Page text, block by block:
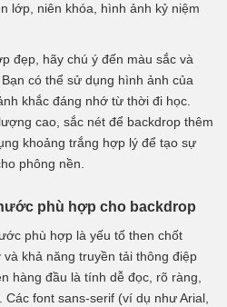
lớp, niên khóa, hình ảnh kỷ niệm
đẹp , hãy chú ý đến màu sắc và
có thể sử dụng hình ảnh của
khắc đáng nhớ từ thời đi học.
cao, sắc nét để backdrop thêm
khoảng trắng hợp lý để tạo sự
phông nền.
phù hợp cho backdrop
phù hợp là yếu tố then chốt
khả năng truyền tải thông điệp
hàng đầu là tính dễ đọc, rõ ràng,
font sans-serif (ví dụ như Arial,